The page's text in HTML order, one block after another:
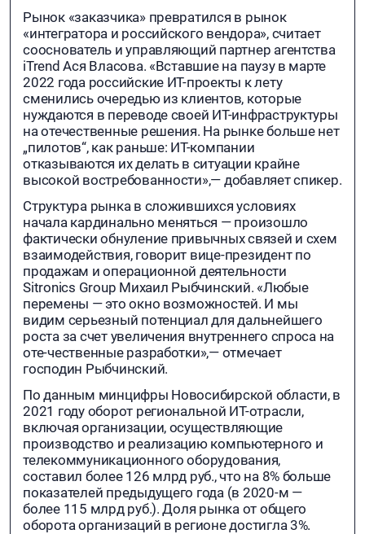
Рынок «заказчика» превратился в рынок
«интегратора и российского вендора», считает
сооснователь и управляющий партнер агентства
iTrend Ася Власова. «Вставшие на паузу в марте
2022 года российские ИТ-проекты к лету
сменились очередью из клиентов, которые
нуждаются в переводе своей ИТ-инфраструктуры
на отечественные решения. На рынке больше нет
„пилотов“, как раньше: ИТ-компании
отказываются их делать в ситуации крайне
высокой востребованности»,— добавляет спикер.
Структура рынка в сложившихся условиях
начала кардинально меняться — произошло
фактически обнуление привычных связей и схем
взаимодействия, говорит вице-президент по
продажам и операционной деятельности
Sitronics Group Михаил Рыбчинский. «Любые
перемены — это окно возможностей. И мы
видим серьезный потенциал для дальнейшего
роста за счет увеличения внутреннего спроса на
оте-чественные разработки»,— отмечает
господин Рыбчинский.
По данным минцифры Новосибирской области, в
2021 году оборот региональной ИТ-отрасли,
включая организации, осуществляющие
производство и реализацию компьютерного и
телекоммуникационного оборудования,
составил более 126 млрд руб., что на 8% больше
показателей предыдущего года (в 2020-м —
более 115 млрд руб.). Доля рынка от общего
оборота организаций в регионе достигла 3%.